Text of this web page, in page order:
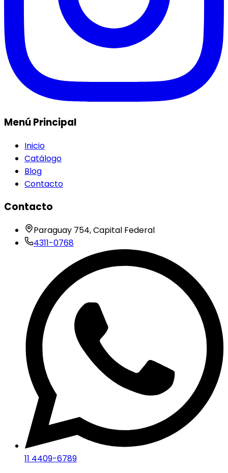
Menú Principal
Inicio
Catálogo
Blog
Contacto
Contacto
Paraguay 754, Capital Federal
4311-0768
11 4409-6789